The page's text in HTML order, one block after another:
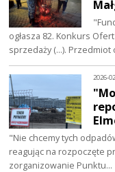
ogłasza 82. Konkurs
sprzedaży (...).
2026-
"Nie chcemy tych
reagując na rozpoczęte
zorganizowanie Punktu…